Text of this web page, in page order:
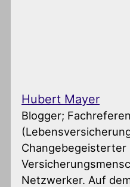
Hubert Mayer
Blogger;
Changebegeisterter
Netzwerker. Auf